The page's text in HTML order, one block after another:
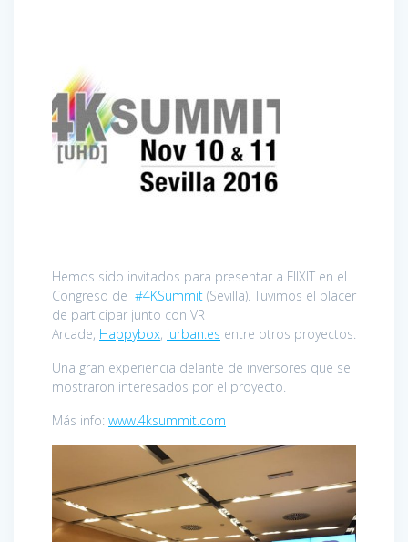
Hemos sido invitados para presentar a FIIXIT en el
Congreso de #4KSummit (Sevilla). Tuvimos el placer
de participar junto con VR
Arcade, Happybox, iurban.es entre otros proyectos.
Una gran experiencia delante de inversores que se
mostraron interesados por el proyecto.
Más info: www.4ksummit.com